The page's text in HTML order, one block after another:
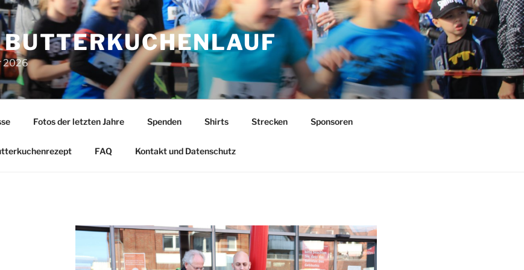
2026
Fotos der letzten Jahre Spenden Shirts Strecken Sponsoren
FAQ Kontakt und Datenschutz